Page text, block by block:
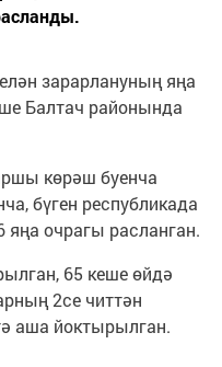
зарарлануның яңа
Балтач районында
көрәш буенча
бүген республикада
яңа очрагы расланган.
65 кеше өйдә
2се читтән
аша йоктырылган.